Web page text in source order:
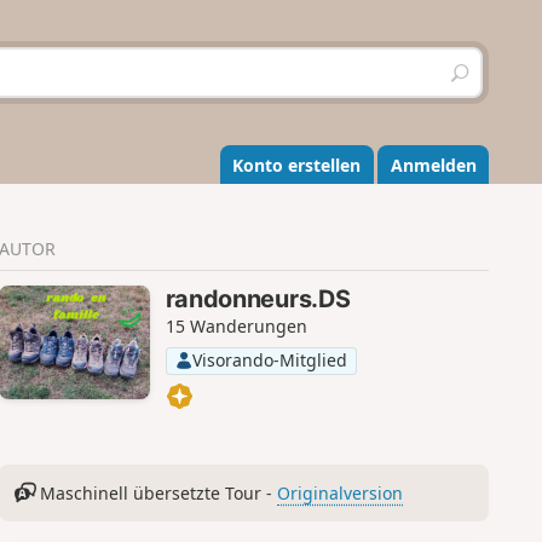
S
u
h
e
n
Konto erstellen Anmelden
AUTOR
randonneurs.DS
15 Wanderungen
Visorando-Mitglied
Maschinell übersetzte Tour - Originalversion